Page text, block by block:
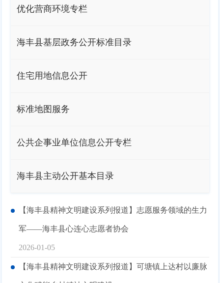
优化营商环境专栏
海丰县基层政务公开标准目录
住宅用地信息公开
标准地图服务
公共企事业单位信息公开专栏
海丰县主动公开基本目录
【海丰县精神文明建设系列报道】志愿服务领域的生力
军——海丰县心连心志愿者协会
2026-01-05
【海丰县精神文明建设系列报道】可塘镇上达村以廉脉